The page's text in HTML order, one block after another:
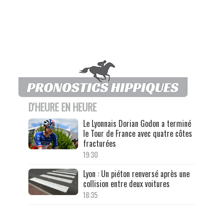
D'HEURE EN HEURE
Le Lyonnais Dorian Godon a terminé
le Tour de France avec quatre côtes
fracturées
19:30
Lyon : Un piéton renversé après une
collision entre deux voitures
18:35